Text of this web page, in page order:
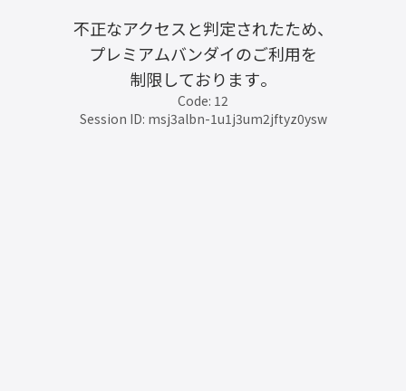
不正なアクセスと判定されたため、
プレミアムバンダイのご利用を
制限しております。
Code: 12
Session ID: msj3albn-1u1j3um2jftyz0ysw